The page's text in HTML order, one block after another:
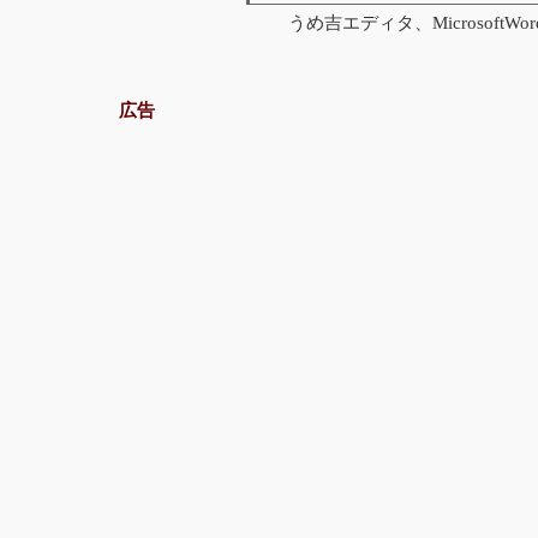
うめ吉エディタ、
広告